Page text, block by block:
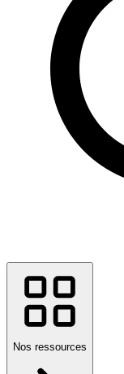
Nos ressources